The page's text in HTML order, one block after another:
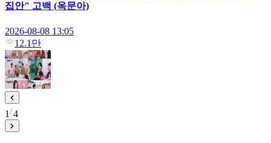
집안" 고백 (옥문아)
2026-08-08 13:05
12.1만
1 4